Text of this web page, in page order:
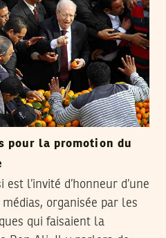
pour la promotion du
est l’invité d’honneur d’une
organisée par les
qui faisaient la